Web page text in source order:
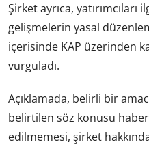
Şirket ayrıca,
gelişmelerin yasal
içerisinde KAP üzerinden
vurguladı.
Açıklamada, belirli bir
belirtilen söz konusu
edilmemesi, şirket